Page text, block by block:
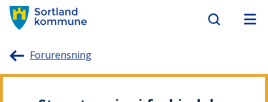
kommune
Forurensning